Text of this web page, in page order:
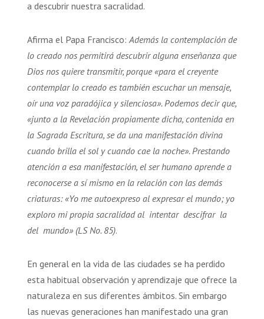
a descubrir nuestra sacralidad.
Afirma el Papa Francisco: Además la contemplación de
lo creado nos permitirá descubrir alguna enseñanza que
Dios nos quiere transmitir, porque «para el creyente
contemplar lo creado es también escuchar un mensaje,
oír una voz paradójica y silenciosa». Podemos decir que,
«junto a la Revelación propiamente dicha, contenida en
la Sagrada Escritura, se da una manifestación divina
cuando brilla el sol y cuando cae la noche». Prestando
atención a esa manifestación, el ser humano aprende a
reconocerse a sí mismo en la relación con las demás
criaturas: «Yo me autoexpreso al expresar el mundo; yo
exploro mi propia sacralidad al intentar descifrar la
del mundo» (LS No. 85).
En general en la vida de las ciudades se ha perdido
esta habitual observación y aprendizaje que ofrece la
naturaleza en sus diferentes ámbitos. Sin embargo
las nuevas generaciones han manifestado una gran